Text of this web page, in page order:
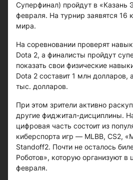
Суперфинал) пройдут в «Казань
февраля. На турнир заявятся 16
мира.
На соревновании проверят
Dota 2, а финалисты пройдут
показать свои физические
Dota 2 составит 1 млн
тыс. долларов.
При этом зрители активно
другие фиджитал-дисциплины.
цифровая часть состоит из
киберспорта игр — MLBB, CS2,
Standoff2. Почти не осталось
Роботов», которую организуют в
февраля.